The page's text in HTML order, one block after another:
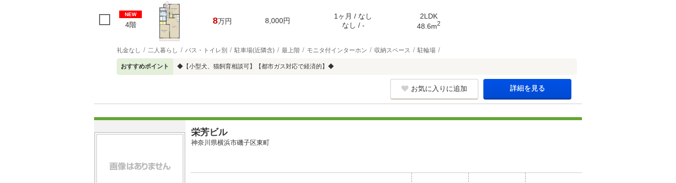
NEW
4階 8万円 8,000円
1ヶ月 / なし
なし / -
2LDK
48.6m2
礼金なし 二人暮らし バス・トイレ別 駐車場(近隣含) 最上階 モニタ付インターホン 収納スペース 駐輪場
おすすめポイント ◆【小型犬、猫飼育相談可】【都市ガス対応で経済的】◆
お気に入りに追加 詳細を見る
栄芳ビル
神奈川県横浜市磯子区東町